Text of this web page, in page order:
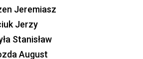
Jeremiasz
Jerzy
Stanisław
August